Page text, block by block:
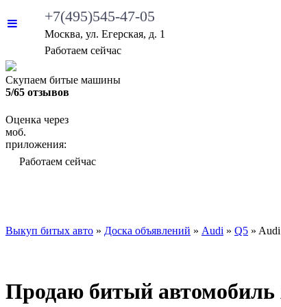
+7(495)545-47-05
Москва, ул. Егерская, д. 1
Работаем сейчас
Скупаем битые машины
5/65 отзывов
Оценка через
моб.
приложения:
Работаем сейчас
Выкуп битых авто » Доска объявлений » Audi » Q5 »
Продаю битый автомобиль